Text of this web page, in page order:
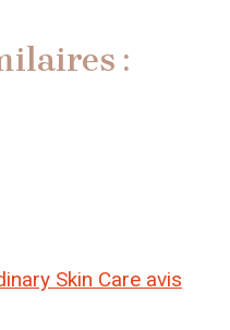
:
Skin Care avis